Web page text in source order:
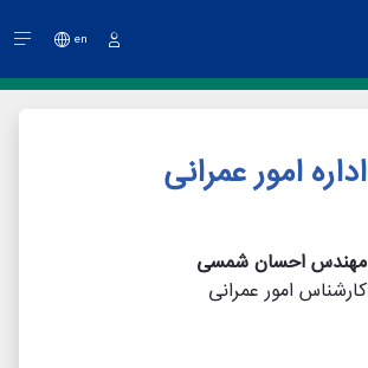
en
اداره امور عمرانی
مهندس احسان شمسی
کارشناس امور عمرانی